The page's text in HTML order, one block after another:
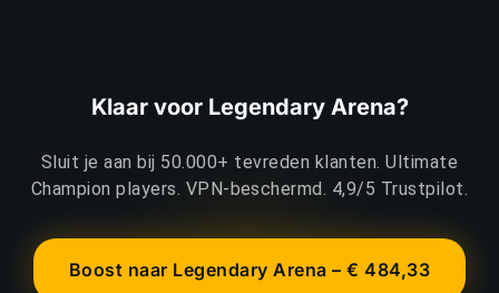
Klaar voor Legendary Arena?
Sluit je aan bij 50.000+ tevreden klanten. Ultimate
Champion players. VPN-beschermd. 4,9/5 Trustpilot.
Boost naar Legendary Arena – € 484,33